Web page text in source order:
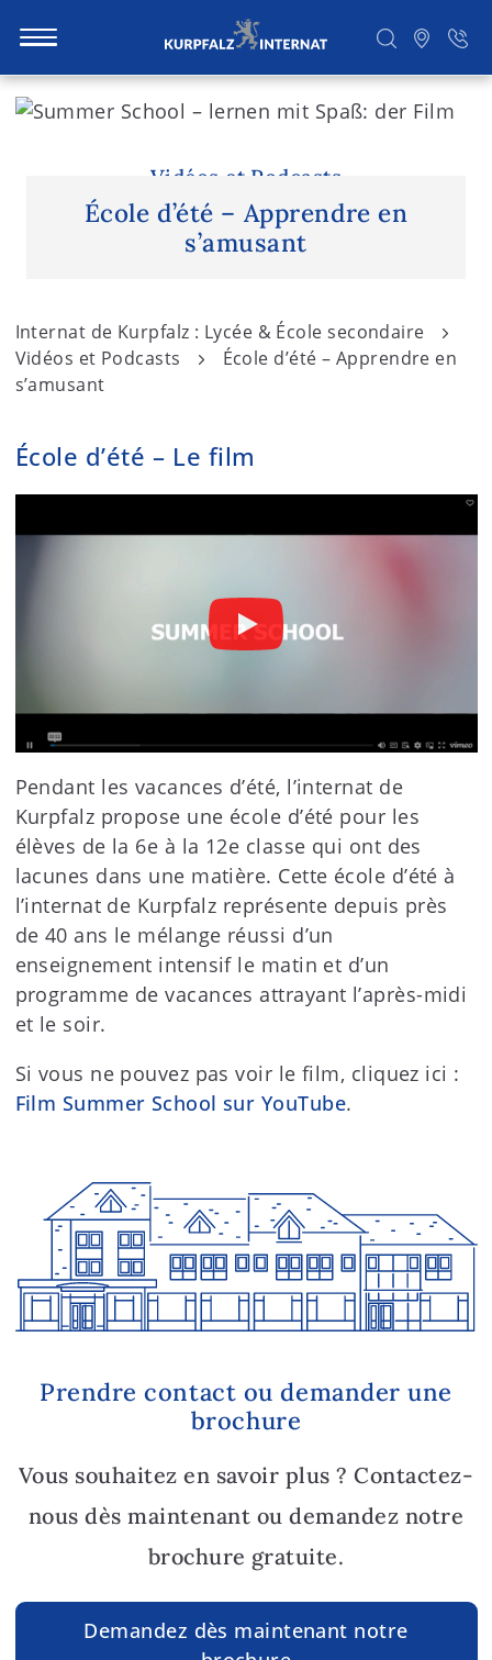
S
RechercherVidéos et Podcasts
École d’été – Apprendre en
s’amusant
Internat de Kurpfalz : Lycée & École secondaire
Vidéos et Podcasts
École d’été – Apprendre en
s’amusant
École d’été – Le film
Pendant les vacances d’été, l’internat de
Kurpfalz propose une école d’été pour les
élèves de la 6e à la 12e classe qui ont des
lacunes dans une matière. Cette école d’été à
l’internat de Kurpfalz représente depuis près
de 40 ans le mélange réussi d’un
enseignement intensif le matin et d’un
programme de vacances attrayant l’après-midi
et le soir.
Si vous ne pouvez pas voir le film, cliquez ici :
Film Summer School sur YouTube.
Prendre contact ou demander une
brochure
Vous souhaitez en savoir plus ? Contactez-
nous dès maintenant ou demandez notre
brochure gratuite.
Demandez dès maintenant notre